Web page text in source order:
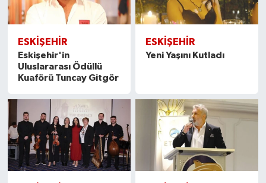
ESKİŞEHİR
Eskişehir'in
Uluslararası Ödüllü
Kuaförü Tuncay Gitgör
ESKİŞEHİR
Yeni Yaşını Kutladı